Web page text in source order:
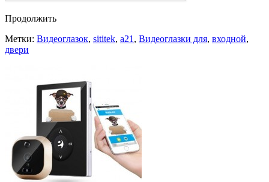
Продолжить
Метки: Видеоглазок, sititek, a21 , Видеоглазки для, входной,
двери